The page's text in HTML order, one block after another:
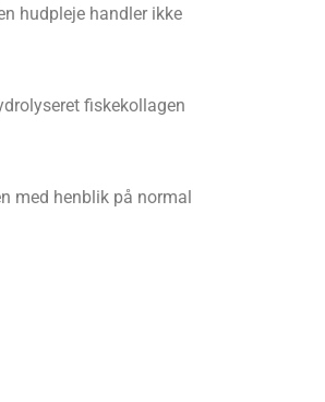
hudpleje handler ikke
fiskekollagen
med henblik på normal